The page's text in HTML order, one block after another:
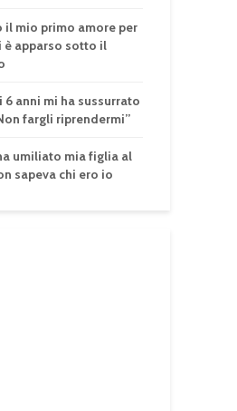
il mio primo amore per
è apparso sotto il
anni mi ha sussurrato
fargli riprendermi”
umiliato mia figlia al
sapeva chi ero io